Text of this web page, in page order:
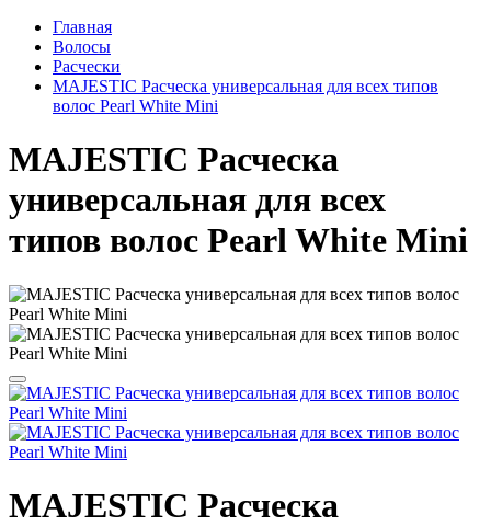
Главная
Волосы
Расчески
MAJESTIC Расческа универсальная для всех типов
волос Pearl White Mini
MAJESTIC Расческа
универсальная для всех
типов волос Pearl White Mini
MAJESTIC Расческа